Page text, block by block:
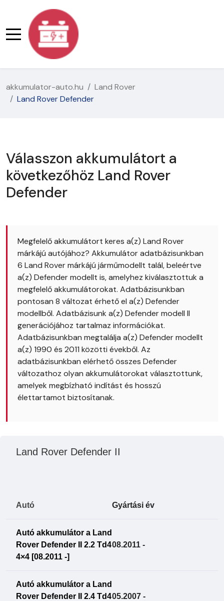
akkumulator-auto.hu
Land Rover
Land Rover Defender
Válasszon akkumulátort a
következőhöz Land Rover
Defender
Megfelelő akkumulátort keres a(z) Land Rover
márkájú autójához? Akkumulátor adatbázisunkban
6 Land Rover márkájú járműmodellt talál, beleértve
a(z) Defender modellt is, amelyhez kiválasztottuk a
megfelelő akkumulátorokat. Adatbázisunkban
pontosan 8 változat érhető el a(z) Defender
modellből. Adatbázisunk a(z) Defender modell II
generációjához tartalmaz információkat.
Adatbázisunkban megtalálja a(z) Defender modellt
a(z) 1990 és 2011 közötti évekből. Az
adatbázisunkban elérhető összes Defender
változathoz olyan akkumulátorokat választottunk,
amelyek megbízható indítást és hosszú
élettartamot biztosítanak.
Land Rover Defender II
Autó Gyártási év
Autó akkumulátor a Land
Rover Defender II 2.2 Td4
4×4 [08.2011 -]
08.2011 -
Autó akkumulátor a Land
Rover Defender II 2.4 Td405.2007 -